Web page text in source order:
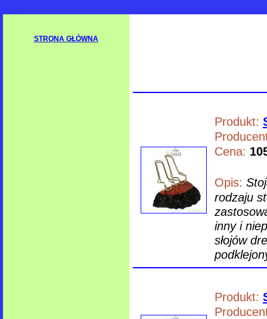
STRONA GŁÓWNA
Produkt:
Cena:
Opis:
rodzaju
inny i
słojów
Produkt: